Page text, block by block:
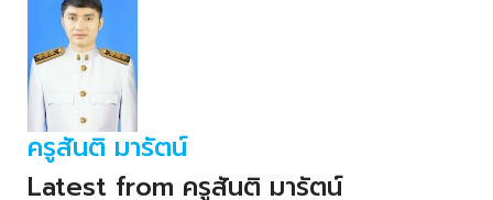
ครูสันติ มารัตน์
Latest from ครูสันติ มารัตน์